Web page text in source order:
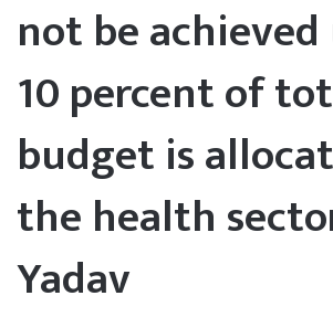
not be
10 percent of
budget is
the health
Yadav